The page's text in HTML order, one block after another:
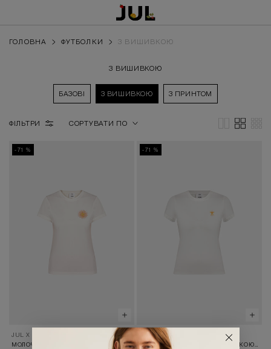
ГОЛОВНА ФУТБОЛКИ З ВИШИВКОЮ
З ВИШИВКОЮ
БАЗОВІ З ВИШИВКОЮ З ПРИНТОМ
ФІЛЬТРИ СОРТУВАТИ ПО
-71 %
JUL X ЦУМ APRÈS-SKI
МОЛОЧНА ФУТБОЛКА З ВИШИВКОЮ ЗІРКИ
-71 %
JUL X ЦУМ APRÈS-SKI
МОЛОЧНА ФУТБОЛКА З ВИШИВКОЮ ЯНГОЛА